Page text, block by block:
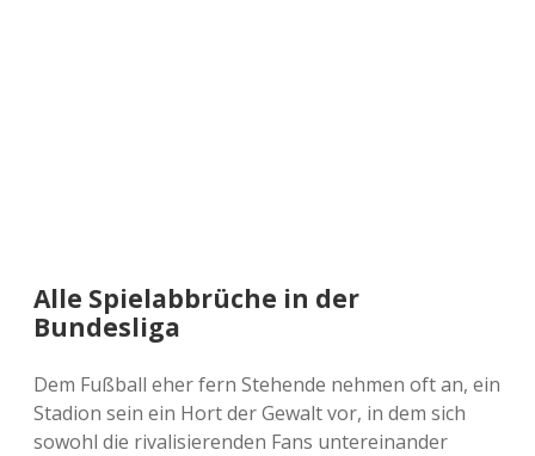
Alle Spielabbrüche in der
Bundesliga
Dem Fußball eher fern Stehende nehmen oft an, ein
Stadion sein ein Hort der Gewalt vor, in dem sich
sowohl die rivalisierenden Fans untereinander